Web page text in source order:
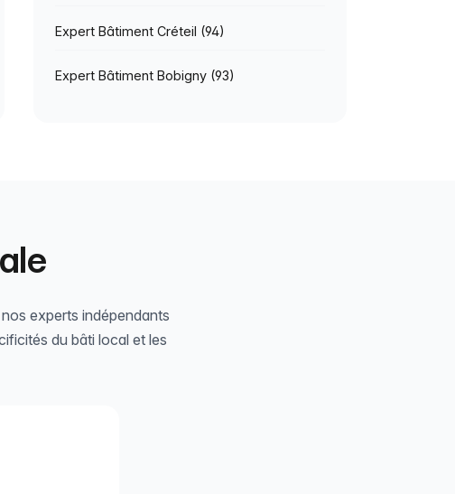
Expert Bâtiment Créteil (94)
Expert Bâtiment Bobigny (93)
experts indépendants
du bâti local et les